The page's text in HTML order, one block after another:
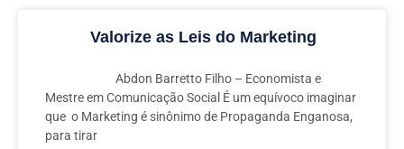
Valorize as Leis do Marketing
Abdon Barretto Filho – Economista e
Mestre em Comunicação Social É um equívoco imaginar
que o Marketing é sinônimo de Propaganda Enganosa,
para tirar